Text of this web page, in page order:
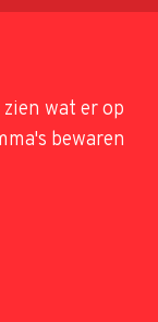
wat er op
bewaren